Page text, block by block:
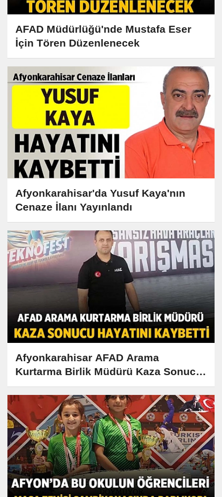
AFAD Müdürlüğü'nde Mustafa Eser
İçin Tören Düzenlenecek
Afyonkarahisar'da Yusuf Kaya'nın
Cenaze İlanı Yayınlandı
Afyonkarahisar AFAD Arama
Kurtarma Birlik Müdürü Kaza Sonucu
Hayatını Kaybetti